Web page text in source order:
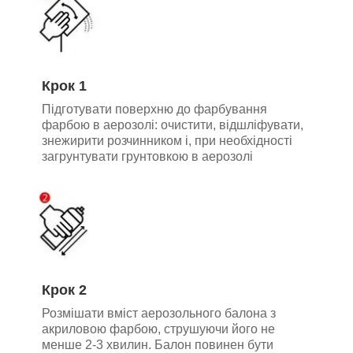
Крок 1
Підготувати поверхню до фарбування
фарбою в аерозолі: очистити, відшліфувати,
знежирити розчинником і, при необхідності
загрунтувати грунтовкою в аерозолі
Крок 2
Розмішати вміст аерозольного балона з
акриловою фарбою, струшуючи його не
менше 2-3 хвилин. Балон повинен бути